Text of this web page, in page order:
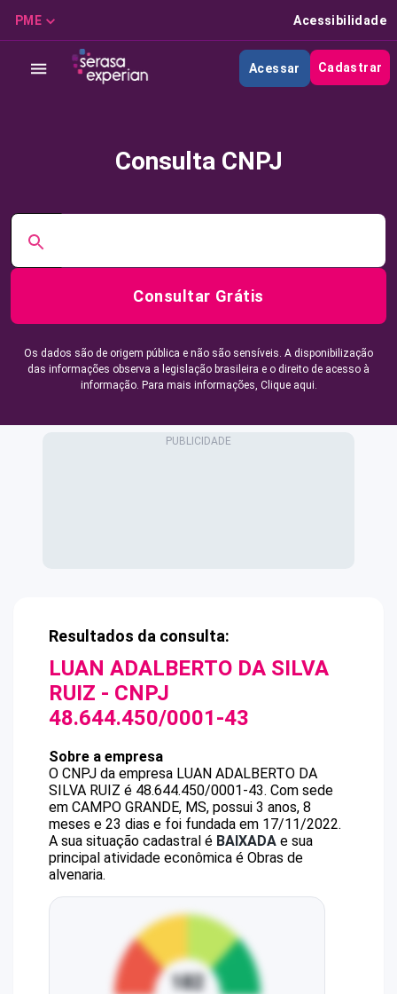
PME Acessibilidade
Acessar Cadastrar
Consulta CNPJ
Consultar Grátis
Os dados são de origem pública e não são sensíveis. A disponibilização
das informações observa a legislação brasileira e o direito de acesso à
informação. Para mais informações, Clique aqui.
Resultados da consulta:
LUAN ADALBERTO DA SILVA
RUIZ - CNPJ
48.644.450/0001-43
Sobre a empresa
O CNPJ da empresa LUAN ADALBERTO DA
SILVA RUIZ é 48.644.450/0001-43. Com sede
em CAMPO GRANDE, MS, possui 3 anos, 8
meses e 23 dias e foi fundada em 17/11/2022.
A sua situação cadastral é BAIXADA e sua
principal atividade econômica é Obras de
alvenaria.